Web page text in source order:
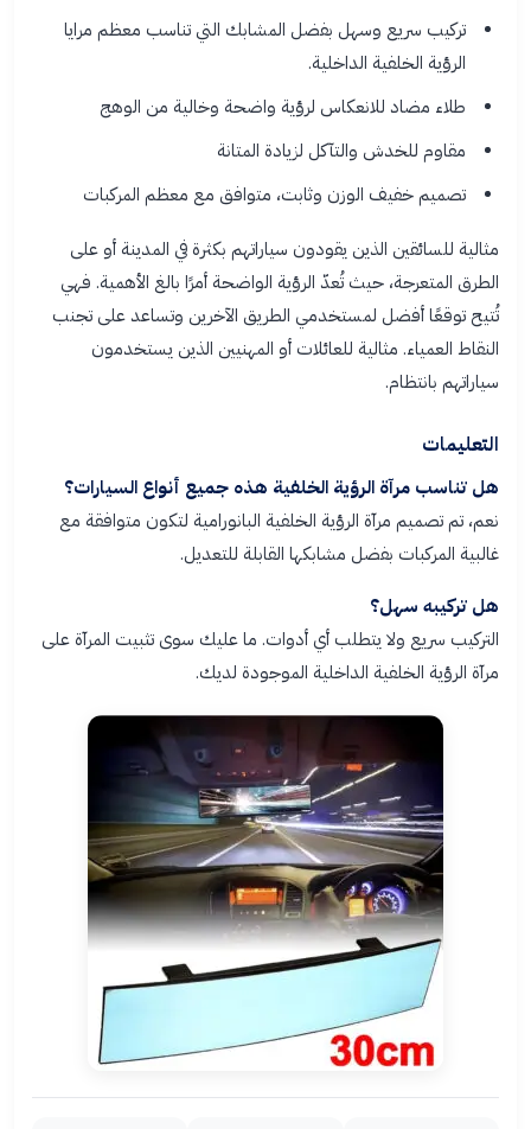
تركيب سريع وسهل بفضل المشابك التي تناسب معظم مرايا
الرؤية الخلفية الداخلية.
طلاء مضاد للانعكاس لرؤية واضحة وخالية من الوهج
مقاوم للخدش والتآكل لزيادة المتانة
تصميم خفيف الوزن وثابت، متوافق مع معظم المركبات
مثالية للسائقين الذين يقودون سياراتهم بكثرة في المدينة أو على
الطرق المتعرجة، حيث تُعدّ الرؤية الواضحة أمرًا بالغ الأهمية. فهي
تُتيح توقعًا أفضل لمستخدمي الطريق الآخرين وتساعد على تجنب
النقاط العمياء. مثالية للعائلات أو المهنيين الذين يستخدمون
سياراتهم بانتظام.
التعليمات
هل تناسب مرآة الرؤية الخلفية هذه جميع أنواع السيارات؟
نعم، تم تصميم مرآة الرؤية الخلفية البانورامية لتكون متوافقة مع
غالبية المركبات بفضل مشابكها القابلة للتعديل.
هل تركيبه سهل؟
التركيب سريع ولا يتطلب أي أدوات. ما عليك سوى تثبيت المرآة على
مرآة الرؤية الخلفية الداخلية الموجودة لديك.